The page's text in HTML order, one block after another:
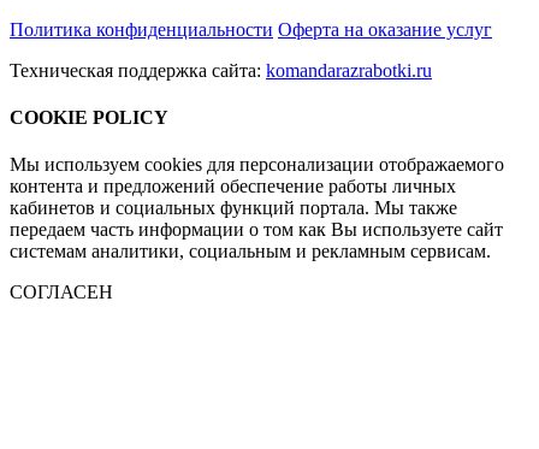
Политика конфиденциальности Оферта на оказание услуг
Техническая поддержка сайта: komandarazrabotki.ru
COOKIE POLICY
Мы используем cookies для персонализации отображаемого
контента и предложений обеспечение работы личных
кабинетов и социальных функций портала. Мы также
передаем часть информации о том как Вы используете сайт
системам аналитики, социальным и рекламным сервисам.
СОГЛАСЕН